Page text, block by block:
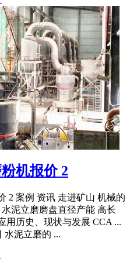
机报价 2
2 案例 资讯 走进矿山 机械的
泥立磨磨盘直径产能 高长
用历史、现状与发展 CCA ...
水泥立磨的 ...